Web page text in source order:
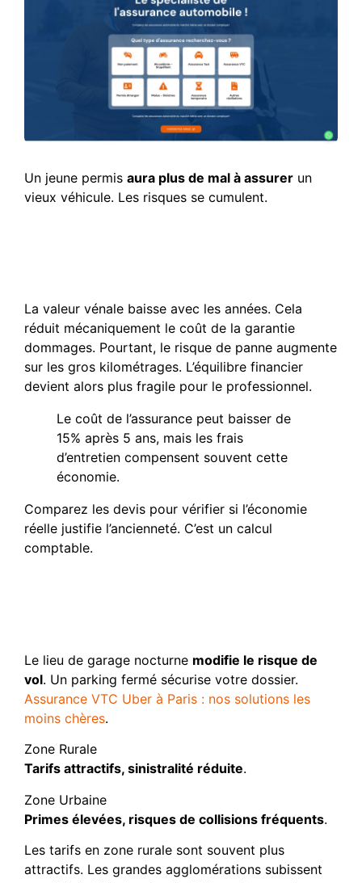
Un jeune permis aura plus de mal à assurer un
vieux véhicule. Les risques se cumulent.
La valeur vénale baisse avec les années. Cela
réduit mécaniquement le coût de la garantie
dommages. Pourtant, le risque de panne augmente
sur les gros kilométrages. L’équilibre financier
devient alors plus fragile pour le professionnel.
Le coût de l’assurance peut baisser de
15% après 5 ans, mais les frais
d’entretien compensent souvent cette
économie.
Comparez les devis pour vérifier si l’économie
réelle justifie l’ancienneté. C’est un calcul
comptable.
Le lieu de garage nocturne modifie le risque de
vol. Un parking fermé sécurise votre dossier.
Assurance VTC Uber à Paris : nos solutions les
moins chères.
Zone Rurale
Tarifs attractifs, sinistralité réduite.
Zone Urbaine
Primes élevées, risques de collisions fréquents.
Les tarifs en zone rurale sont souvent plus
attractifs. Les grandes agglomérations subissent